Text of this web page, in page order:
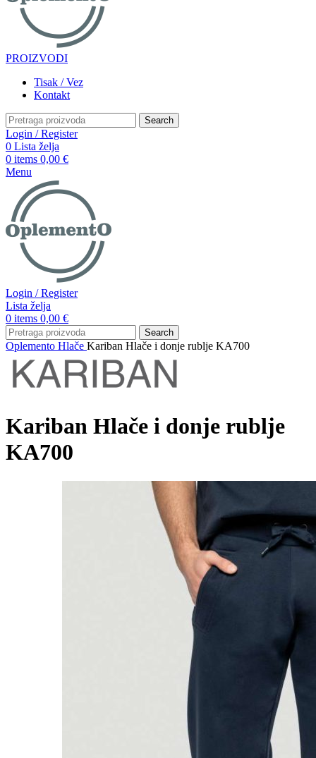
PROIZVODI
Tisak / Vez
Kontakt
Search
Login / Register
0 Lista želja
0 items 0,00 €
Menu
Login / Register
Lista želja
0 items 0,00 €
Search
Oplemento Hlače Kariban Hlače i donje rublje KA700
Kariban Hlače i donje rublje
KA700